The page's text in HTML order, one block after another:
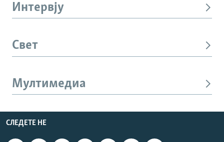
Интервју
Свет
Мултимедиа
СЛЕДЕТЕ НЕ